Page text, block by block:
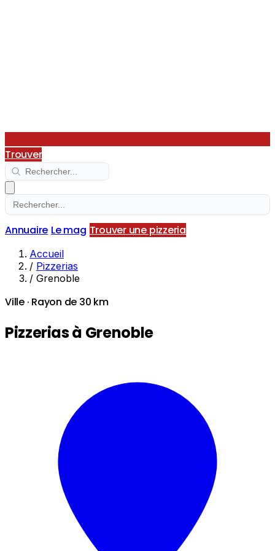
Trouver
Annuaire Le mag Trouver une pizzeria
Accueil
/ Pizzerias
/ Grenoble
Ville · Rayon de 30 km
Pizzerias à Grenoble